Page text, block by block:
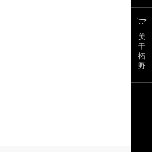
关
于
拓
野